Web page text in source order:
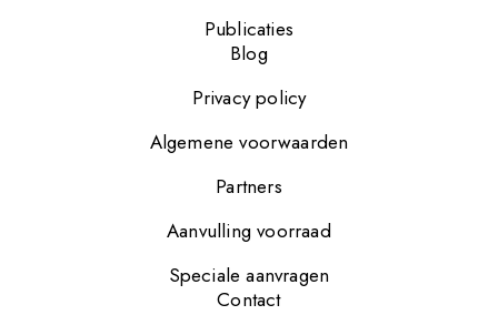
Publicaties
Blog
Privacy policy
Algemene voorwaarden
Partners
Aanvulling voorraad
Speciale aanvragen
Contact